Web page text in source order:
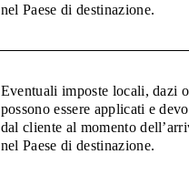
nel Paese di destinazione.
Eventuali imposte locali, dazi
possono essere applicati e
dal cliente al momento
nel Paese di destinazione.